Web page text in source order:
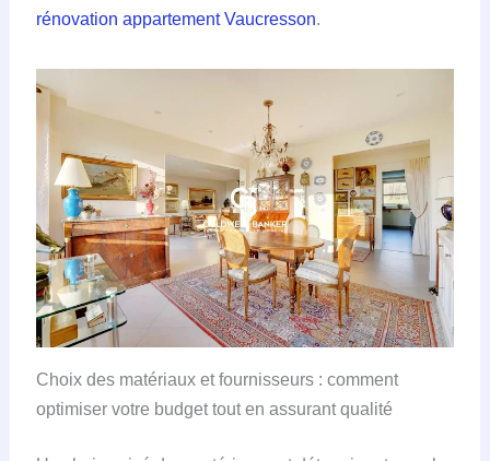
rénovation appartement Vaucresson.
Choix des matériaux et fournisseurs : comment
optimiser votre budget tout en assurant qualité